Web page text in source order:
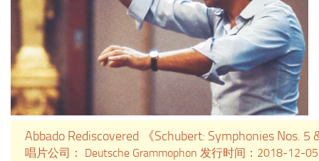
Abbado Rediscovered 《Schubert: Symphonies Nos. 5
唱片公司： Deutsche Grammophon 发行时间：2018-12-